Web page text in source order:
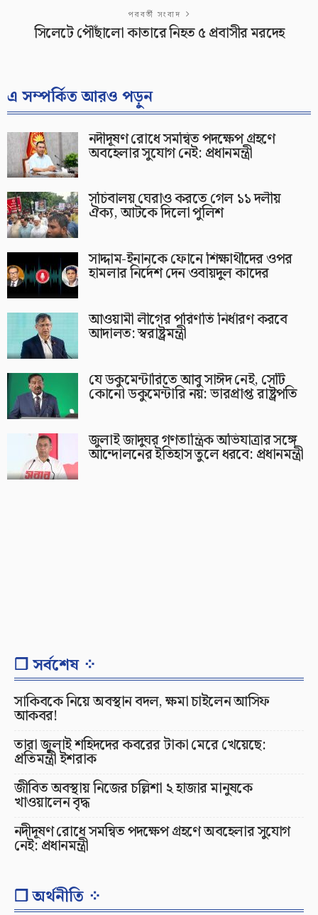
পরবর্তী সংবাদ
সিলেটে পৌঁছালো কাতারে নিহত ৫ প্রবাসীর মরদেহ
এ সম্পর্কিত আরও পড়ুন
নদীদূষণ রোধে সমন্বিত পদক্ষেপ গ্রহণে
অবহেলার সুযোগ নেই: প্রধানমন্ত্রী
সচিবালয় ঘেরাও করতে গেল ১১ দলীয়
ঐক্য, আটকে দিলো পুলিশ
সাদ্দাম-ইনানকে ফোনে শিক্ষার্থীদের ওপর
হামলার নির্দেশ দেন ওবায়দুল কাদের
আওয়ামী লীগের পরিণতি নির্ধারণ করবে
আদালত: স্বরাষ্ট্রমন্ত্রী
যে ডকুমেন্টারিতে আবু সাঈদ নেই, সেটি
কোনো ডকুমেন্টারি নয়: ভারপ্রাপ্ত রাষ্ট্রপতি
জুলাই জাদুঘর গণতান্ত্রিক অভিযাত্রার সঙ্গে
আন্দোলনের ইতিহাস তুলে ধরবে: প্রধানমন্ত্রী
❐ সর্বশেষ ⁘
সাকিবকে নিয়ে অবস্থান বদল, ক্ষমা চাইলেন আসিফ
আকবর!
তারা জুলাই শহিদদের কবরের টাকা মেরে খেয়েছে:
প্রতিমন্ত্রী ইশরাক
জীবিত অবস্থায় নিজের চল্লিশা ২ হাজার মানুষকে
খাওয়ালেন বৃদ্ধ
নদীদূষণ রোধে সমন্বিত পদক্ষেপ গ্রহণে অবহেলার সুযোগ
নেই: প্রধানমন্ত্রী
❐ অর্থনীতি ⁘